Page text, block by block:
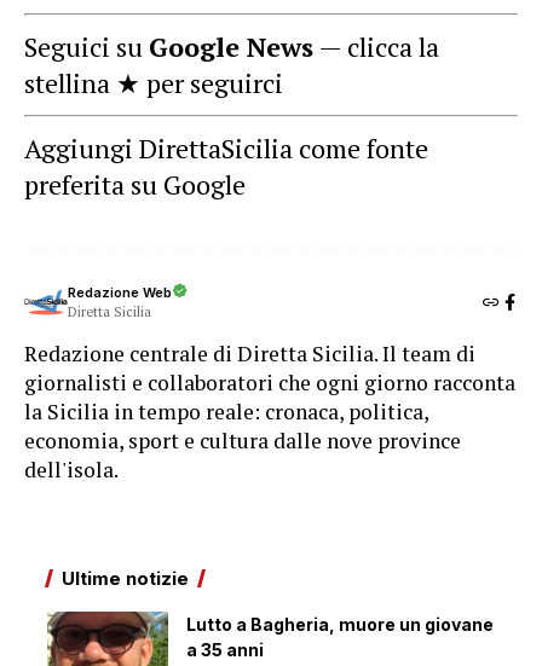
Seguici su Google News — clicca la
stellina ★ per seguirci
Aggiungi DirettaSicilia come fonte
preferita su Google
Redazione Web
Diretta Sicilia
Redazione centrale di Diretta Sicilia. Il team di
giornalisti e collaboratori che ogni giorno racconta
la Sicilia in tempo reale: cronaca, politica,
economia, sport e cultura dalle nove province
dell'isola.
Ultime notizie
Lutto a Bagheria, muore un giovane
a 35 anni